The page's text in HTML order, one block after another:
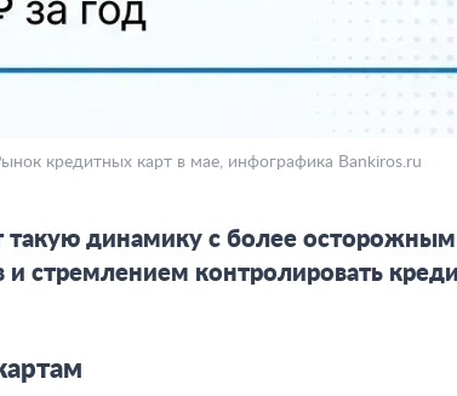
кредитных карт в мае, инфографика Bankiros.ru
такую динамику с более
стремлением контролировать